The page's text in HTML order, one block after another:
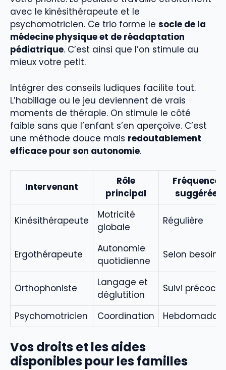
avec le kinésithérapeute et le
psychomotricien. Ce trio forme le socle de la
médecine physique et de réadaptation
pédiatrique. C’est ainsi que l’on stimule au
mieux votre petit.
Intégrer des conseils ludiques facilite tout.
L’habillage ou le jeu deviennent de vrais
moments de thérapie. On stimule le côté
faible sans que l’enfant s’en aperçoive. C’est
une méthode douce mais redoutablement
efficace pour son autonomie.
Intervenant
Rôle
principal
Fréquence
suggérée
Kinésithérapeute
Motricité
globale
Régulière
Ergothérapeute
Autonomie
quotidienne
Selon besoins
Orthophoniste
Langage et
déglutition
Suivi précoce
Psychomotricien Coordination
Vos droits et les aides
disponibles pour les familles